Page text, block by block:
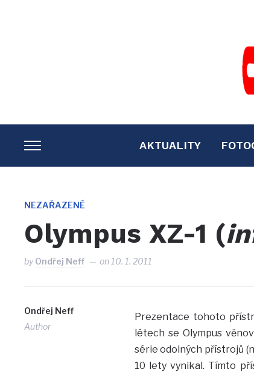
TOGGLE
SIDEBAR
NAVIGATION
AKTUALITY
NEZAŘAZENÉ
Olympus XZ-1 (
byOndřej Neff on 10. 1. 2011
Ondřej Neff
Author
Prezentace tohoto
létech se Olympus
série odolných přístrojů
10 lety vynikal. Tímto